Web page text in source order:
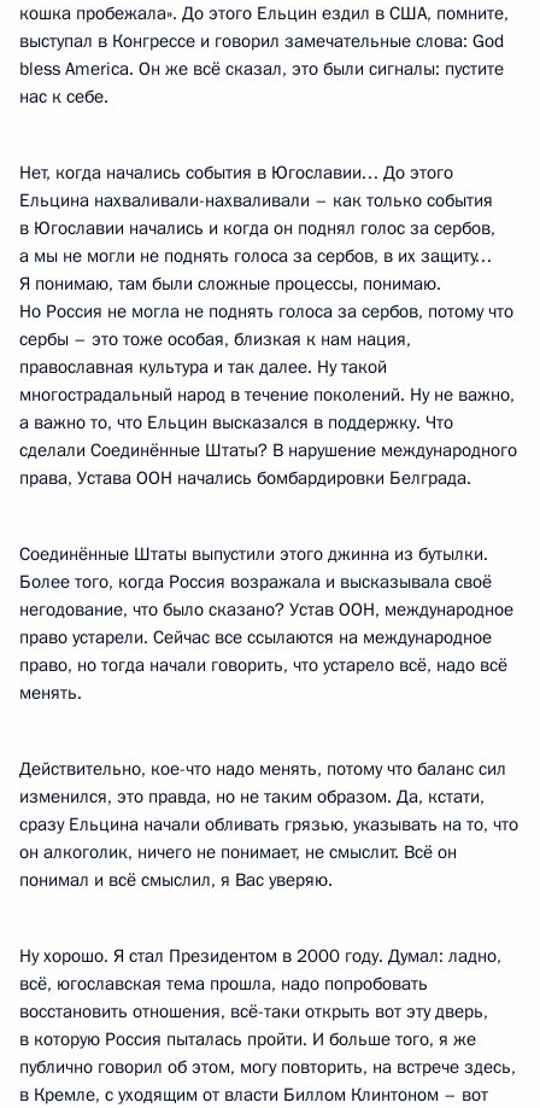
кошка пробежала». До этого Ельцин ездил в США, помните,
выступал в Конгрессе и говорил замечательные слова: God
bless America. Он же всё сказал, это были сигналы: пустите
нас к себе.
Нет, когда начались события в Югославии… До этого
Ельцина нахваливали-нахваливали – как только события
в Югославии начались и когда он поднял голос за сербов,
а мы не могли не поднять голоса за сербов, в их защиту…
Я понимаю, там были сложные процессы, понимаю.
Но Россия не могла не поднять голоса за сербов, потому что
сербы – это тоже особая, близкая к нам нация,
православная культура и так далее. Ну такой
многострадальный народ в течение поколений. Ну не важно,
а важно то, что Ельцин высказался в поддержку. Что
сделали Соединённые Штаты? В нарушение международного
права, Устава ООН начались бомбардировки Белграда.
Соединённые Штаты выпустили этого джинна из бутылки.
Более того, когда Россия возражала и высказывала своё
негодование, что было сказано? Устав ООН, международное
право устарели. Сейчас все ссылаются на международное
право, но тогда начали говорить, что устарело всё, надо всё
менять.
Действительно, кое-что надо менять, потому что баланс сил
изменился, это правда, но не таким образом. Да, кстати,
сразу Ельцина начали обливать грязью, указывать на то, что
он алкоголик, ничего не понимает, не смыслит. Всё он
понимал и всё смыслил, я Вас уверяю.
Ну хорошо. Я стал Президентом в 2000 году. Думал: ладно,
всё, югославская тема прошла, надо попробовать
восстановить отношения, всё-таки открыть вот эту дверь,
в которую Россия пыталась пройти. И больше того, я же
публично говорил об этом, могу повторить, на встрече здесь,
в Кремле, с уходящим от власти Биллом Клинтоном – вот